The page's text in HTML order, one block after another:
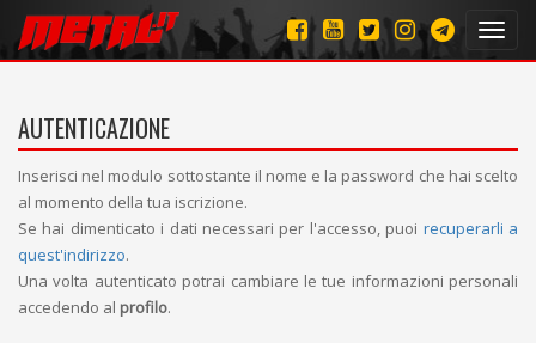
AUTENTICAZIONE
Inserisci nel modulo sottostante il nome e la password che hai scelto
al momento della tua iscrizione.
Se hai dimenticato i dati necessari per l'accesso, puoi recuperarli a
quest'indirizzo.
Una volta autenticato potrai cambiare le tue informazioni personali
accedendo al profilo.